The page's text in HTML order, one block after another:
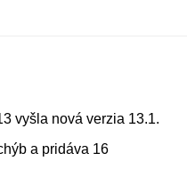
vyšla nová verzia 13.1.
a pridáva 16